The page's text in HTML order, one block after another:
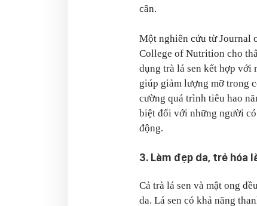
cân.
Một nghiên cứu từ Journal
College of Nutrition cho
dụng trà lá sen kết hợp với
giúp giảm lượng mỡ trong
cường quá trình tiêu hao
biệt đối với những người
động.
3. Làm đẹp da, trẻ hóa
Cả trà lá sen và mật ong
da. Lá sen có khả năng